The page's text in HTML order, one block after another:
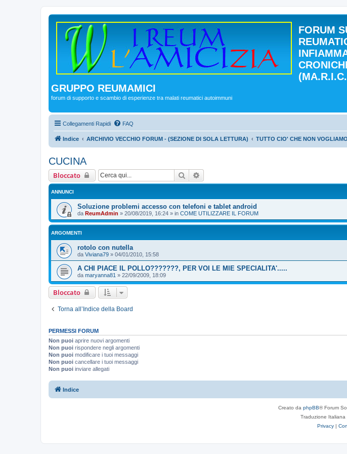
FORUM
GRUPPO REUMAMICI
forum di supporto e scambio di esperienze tra malati reumatici autoimmuni
Collegamenti Rapidi FAQ
Indice ARCHIVIO VECCHIO FORUM - (SEZIONE DI SOLA LETTURA) TUTTO CIO' CHE NON
CUCINA
Bloccato Cerca
ANNUNCI
Soluzione problemi accesso con telefoni e tablet android
da ReumAdmin » 20/08/2019, 16:24 » in COME UTILIZZARE IL FORUM
ARGOMENTI
rotolo con nutella
da Viviana79 » 04/01/2010, 15:58
A CHI PIACE IL POLLO???????, PER VOI LE MIE SPECIALITA'.....
da maryanna81 » 22/09/2009, 18:09
Bloccato
Torna all’Indice della Board
PERMESSI FORUM
Non puoi aprire nuovi argomenti
Non puoi rispondere negli argomenti
Non puoi modificare i tuoi messaggi
Non puoi cancellare i tuoi messaggi
Non puoi inviare allegati
Indice
Creato da phpBB® Forum
Traduzione Italiana
Privacy |